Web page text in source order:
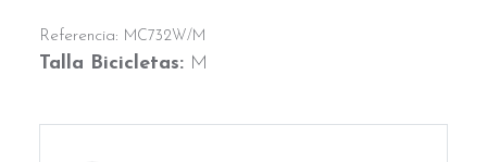
Referencia: MC732W/M
Talla Bicicletas: M